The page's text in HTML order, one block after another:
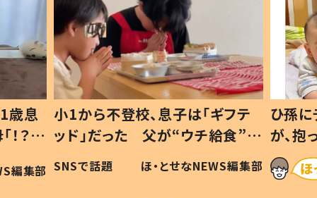
歳息
？」
編集部
小1から不登校、息子は「ギフテ
ッド」だった 父が“ウチ給食”を
作り続ける理由とは #令和の親
#令和の子
SNSで話題 ほ・とせなNEWS編集部
ひ孫
が、
「涙が
い」